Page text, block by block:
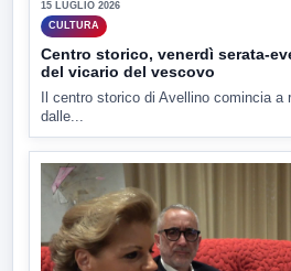
15 LUGLIO 2026
CULTURA
Centro storico, venerdì serata-
del vicario del vescovo
Il centro storico di Avellino comincia a
dalle...